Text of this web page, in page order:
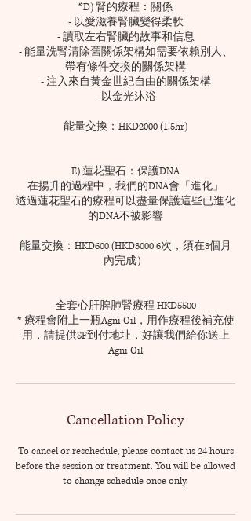
*D) 腎的療程：關係
- 以愛滋養腎臟變得柔軟
- 讀取左右腎臟的故事和信息
- 能量洗腎清除舊關係架構如需要依賴別人、
帶有條件交換的關係架構
- 注入來自黃金世紀自由的關係架構
- 以金光沐浴
能量交換：HKD2000 (1.5hr)
E) 蓮花聖石：保護DNA
在揚升的過程中，我們的DNA會「進化」
透過蓮花聖石的療程可以盡量保護這些已進化
的DNA不被影響
能量交換：HKD600 (HKD3000 6次，須在3個月
內完成）
全套心肝脾肺腎療程 HKD5500
* 療程會附上一瓶Agni Oil，用作療程後補充使
用，請提供SF到付地址，好讓我們給你送上
Agni Oil
Cancellation Policy
To cancel or reschedule, please contact us 24 hours
before the session or treatment. You will be allowed
to change schedule once only.